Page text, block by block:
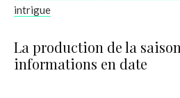
intrigue
La production de la
informations en date